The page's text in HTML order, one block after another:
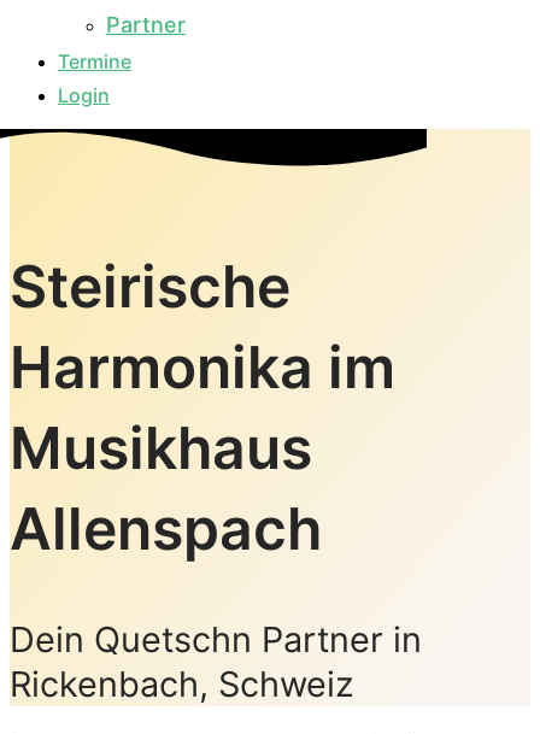
Partner
Termine
Login
Steirische
Harmonika im
Musikhaus
Allenspach
Dein Quetschn Partner in
Rickenbach, Schweiz